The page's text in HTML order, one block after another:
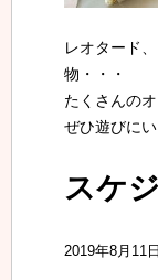
レオタード
物・・・
たくさんの
ぜひ遊びに
スケ
2019年8月11